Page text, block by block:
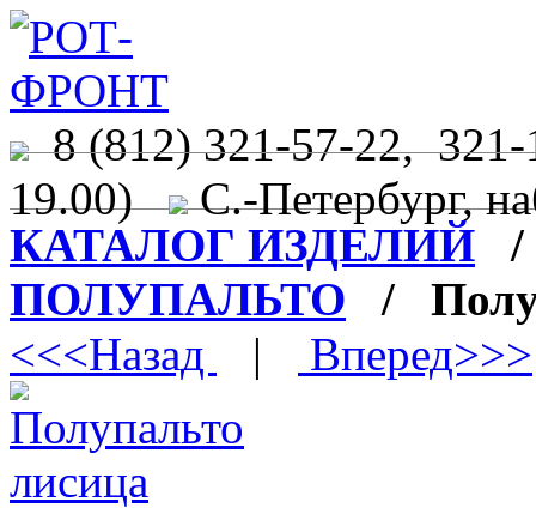
8 (812) 321-57-22,
19.00) С.-Петербург,
КАТАЛОГ ИЗДЕЛИЙ
ПОЛУПАЛЬТО /
<<<Назад
| Вперед>>>